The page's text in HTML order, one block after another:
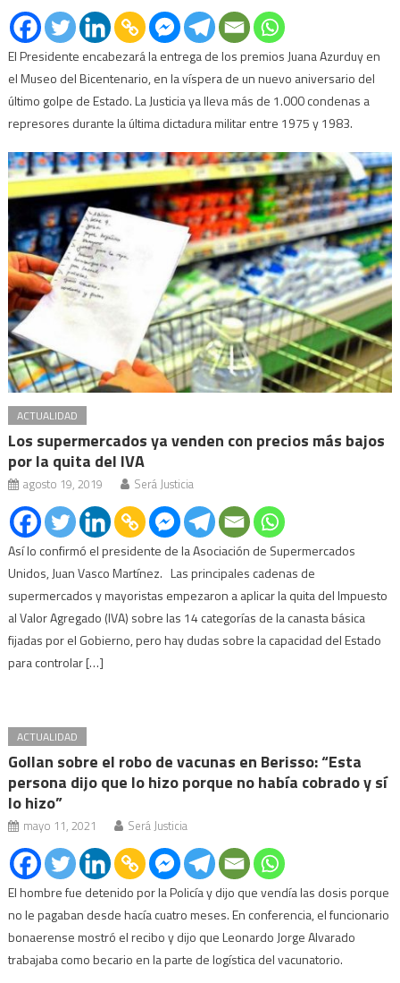
El Presidente encabezará la entrega de los premios Juana Azurduy en
el Museo del Bicentenario, en la víspera de un nuevo aniversario del
último golpe de Estado. La Justicia ya lleva más de 1.000 condenas a
represores durante la última dictadura militar entre 1975 y 1983.
ACTUALIDAD
Los supermercados ya venden con precios más bajos
por la quita del IVA
agosto 19, 2019 Será Justicia
Así lo confirmó el presidente de la Asociación de Supermercados
Unidos, Juan Vasco Martínez. Las principales cadenas de
supermercados y mayoristas empezaron a aplicar la quita del Impuesto
al Valor Agregado (IVA) sobre las 14 categorías de la canasta básica
fijadas por el Gobierno, pero hay dudas sobre la capacidad del Estado
para controlar […]
ACTUALIDAD
Gollan sobre el robo de vacunas en Berisso: “Esta
persona dijo que lo hizo porque no había cobrado y sí
lo hizo”
mayo 11, 2021 Será Justicia
El hombre fue detenido por la Policía y dijo que vendía las dosis porque
no le pagaban desde hacía cuatro meses. En conferencia, el funcionario
bonaerense mostró el recibo y dijo que Leonardo Jorge Alvarado
trabajaba como becario en la parte de logística del vacunatorio.